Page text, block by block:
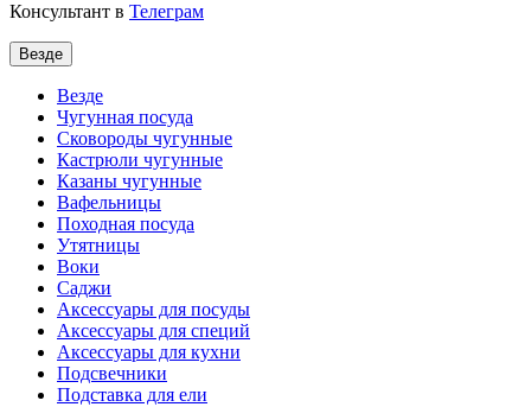
Консультант в Телеграм
Везде
Везде
Чугунная посуда
Сковороды чугунные
Кастрюли чугунные
Казаны чугунные
Вафельницы
Походная посуда
Утятницы
Bоки
Саджи
Аксессуары для посуды
Аксессуары для специй
Аксессуары для кухни
Подсвечники
Подставка для ели